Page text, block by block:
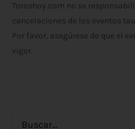
Toroshoy.com no se
cancelaciones de los eventos
Por favor, asegúrese de que el
vigor.